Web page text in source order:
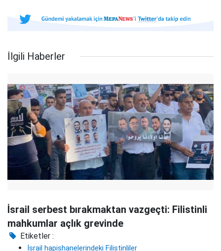
İlgili Haberler
İsrail serbest bırakmaktan vazgeçti: Filistinli
mahkumlar açlık grevinde
Etiketler :
İsrail hapishanelerindeki Filistinliler